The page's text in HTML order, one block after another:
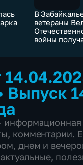
В Забайкалье
ветераны
войны
Выпуск
комментарии.
днем и